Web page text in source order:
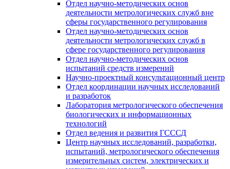
Отдел научно-методических основ
деятельности метрологических служб вне
сферы государственного регулирования
Отдел научно-методических основ
деятельности метрологических служб в
сфере государственного регулирования
Отдел научно-методических основ
испытаний средств измерений
Научно-проектный консультационный центр
Отдел координации научных исследований
и разработок
Лаборатория метрологического обеспечения
биологических и информационных
технологий
Отдел ведения и развития ГСССД
Центр научных исследований, разработки,
испытаний, метрологического обеспечения
измерительных систем, электрических и